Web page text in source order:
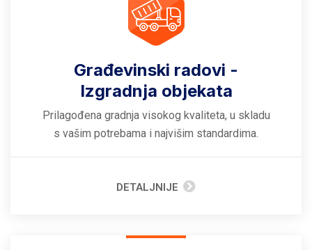
Građevinski radovi -
Izgradnja objekata
Prilagođena gradnja visokog kvaliteta, u skladu
s vašim potrebama i najvišim standardima.
DETALJNIJE